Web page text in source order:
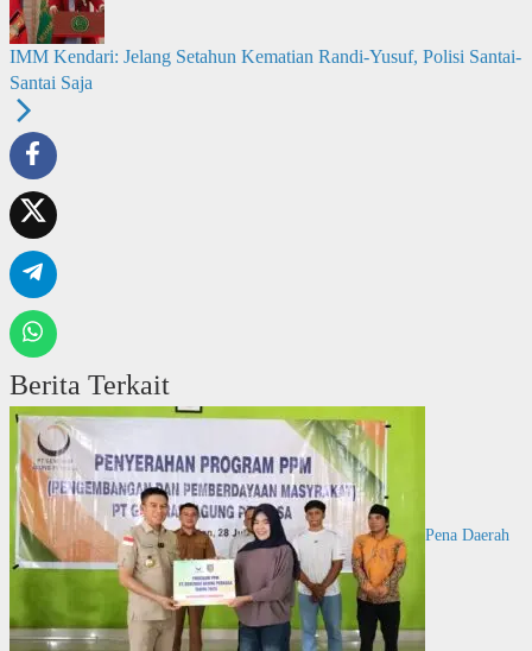
IMM Kendari: Jelang Setahun Kematian Randi-Yusuf, Polisi Santai-
Santai Saja
Berita Terkait
Pena Daerah